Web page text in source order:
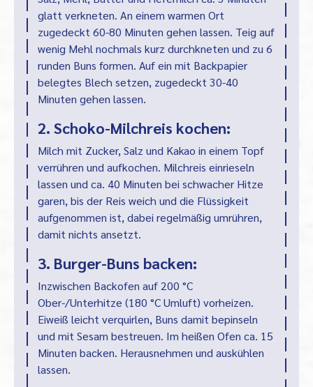
glatt verkneten. An einem warmen Ort
zugedeckt 60-80 Minuten gehen lassen. Teig auf
wenig Mehl nochmals kurz durchkneten und zu 6
runden Buns formen. Auf ein mit Backpapier
belegtes Blech setzen, zugedeckt 30-40
Minuten gehen lassen.
2. Schoko-Milchreis kochen:
Milch mit Zucker, Salz und Kakao in einem Topf
verrühren und aufkochen. Milchreis einrieseln
lassen und ca. 40 Minuten bei schwacher Hitze
garen, bis der Reis weich und die Flüssigkeit
aufgenommen ist, dabei regelmäßig umrühren,
damit nichts ansetzt.
3. Burger-Buns backen:
Inzwischen Backofen auf 200 °C
Ober-/Unterhitze (180 °C Umluft) vorheizen.
Eiweiß leicht verquirlen, Buns damit bepinseln
und mit Sesam bestreuen. Im heißen Ofen ca. 15
Minuten backen. Herausnehmen und auskühlen
lassen.